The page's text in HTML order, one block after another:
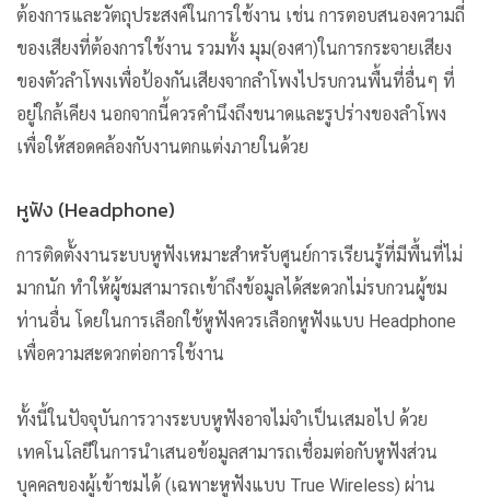
ต้องการและวัตถุประสงค์ในการใช้งาน เช่น การตอบสนองความถี่
ของเสียงที่ต้องการใช้งาน รวมทั้ง มุม(องศา)ในการกระจายเสียง
ของตัวลำโพงเพื่อป้องกันเสียงจากลำโพงไปรบกวนพื้นที่อื่นๆ ที่
อยู่ใกล้เคียง นอกจากนี้ควรคำนึงถึงขนาดและรูปร่างของลำโพง
เพื่อให้สอดคล้องกับงานตกแต่งภายในด้วย
หูฟัง (Headphone)
การติดตั้งงานระบบหูฟังเหมาะสำหรับศูนย์การเรียนรู้ที่มีพื้นที่ไม่
มากนัก ทำให้ผู้ชมสามารถเข้าถึงข้อมูลได้สะดวกไม่รบกวนผู้ชม
ท่านอื่น โดยในการเลือกใช้หูฟังควรเลือกหูฟังแบบ Headphone
เพื่อความสะดวกต่อการใช้งาน
ทั้งนี้ในปัจจุบันการวางระบบหูฟังอาจไม่จำเป็นเสมอไป ด้วย
เทคโนโลยีในการนำเสนอข้อมูลสามารถเชื่อมต่อกับหูฟังส่วน
บุคคลของผู้เข้าชมได้ (เฉพาะหูฟังแบบ True Wireless) ผ่าน